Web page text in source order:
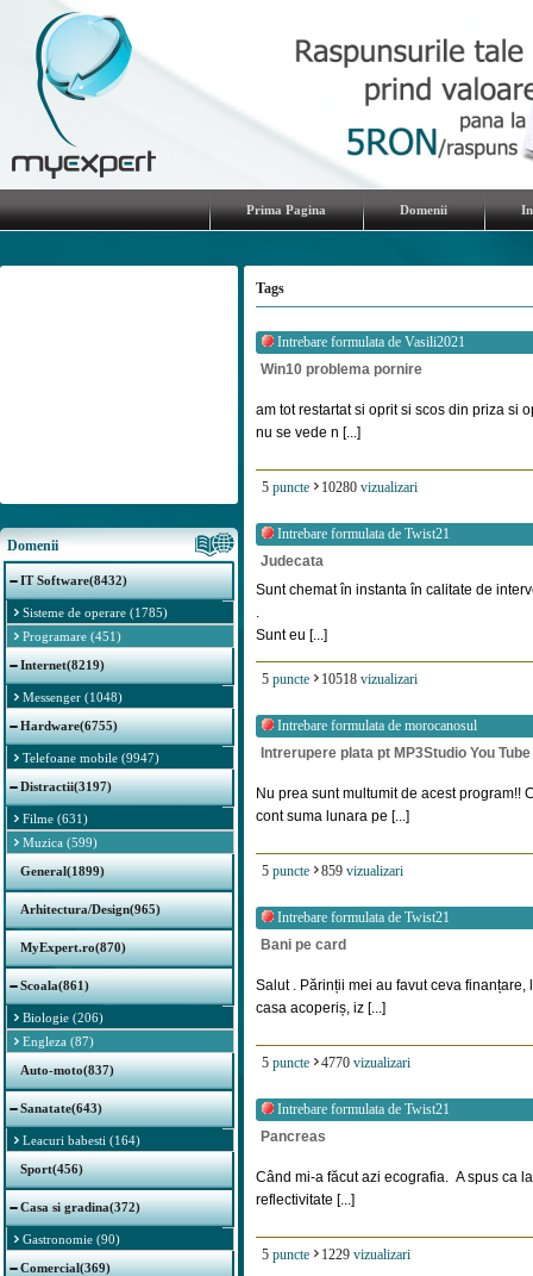
Prima Pagina Domenii
Domenii
IT Software(8432)
Sisteme de operare (1785)
Programare (451)
Internet(8219)
Messenger (1048)
Hardware(6755)
Telefoane mobile (9947)
Distractii(3197)
Filme (631)
Muzica (599)
General(1899)
Arhitectura/Design(965)
MyExpert.ro(870)
Scoala(861)
Biologie (206)
Engleza (87)
Auto-moto(837)
Sanatate(643)
Leacuri babesti (164)
Sport(456)
Casa si gradina(372)
Gastronomie (90)
Comercial(369)
Tags
Intrebare formulata de Vasili2021
Win10 problema pornire
am tot restartat si oprit si scos din priza si
nu se vede n [...]
5 puncte 10280 vizualizari
Intrebare formulata de Twist21
Judecata
Sunt chemat în instanta în calitate de
.
Sunt eu [...]
5 puncte 10518 vizualizari
Intrebare formulata de morocanosul
Intrerupere plata pt MP3Studio You
Nu prea sunt multumit de acest program!!
cont suma lunara pe [...]
5 puncte 859 vizualizari
Intrebare formulata de Twist21
Bani pe card
Salut . Părinții mei au favut ceva
casa acoperiș, iz [...]
5 puncte 4770 vizualizari
Intrebare formulata de Twist21
Pancreas
Când mi-a făcut azi ecografia. A spus ca
reflectivitate [...]
5 puncte 1229 vizualizari